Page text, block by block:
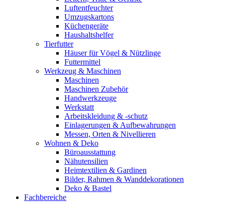
Luftentfeuchter
Umzugskartons
Küchengeräte
Haushaltshelfer
Tierfutter
Häuser für Vögel & Nützlinge
Futtermittel
Werkzeug & Maschinen
Maschinen
Maschinen Zubehör
Handwerkzeuge
Werkstatt
Arbeitskleidung & -schutz
Einlagerungen & Aufbewahrungen
Messen, Orten & Nivellieren
Wohnen & Deko
Büroausstattung
Nähutensilien
Heimtextilien & Gardinen
Bilder, Rahmen & Wanddekorationen
Deko & Bastel
Fachbereiche